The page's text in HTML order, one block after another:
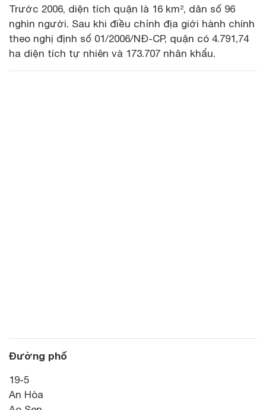
Trước 2006, diện tích quận là 16 km², dân số 96
nghìn người. Sau khi điều chỉnh địa giới hành chính
theo nghị định số 01/2006/NĐ-CP, quận có 4.791,74
ha diện tích tự nhiên và 173.707 nhân khẩu.
Đường phố
19-5
An Hòa